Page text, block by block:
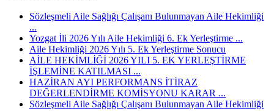
Sözleşmeli Aile Sağlığı Çalışanı Bulunmayan Aile Hekimliği
...
Yozgat İli 2026 Yılı Aile Hekimliği 6. Ek Yerleştirme ...
Aile Hekimliği 2026 Yılı 5. Ek Yerleştirme Sonucu
AİLE HEKİMLİĞİ 2026 YILI 5. EK YERLEŞTİRME
İŞLEMİNE KATILMASI ...
HAZİRAN AYI PERFORMANS İTİRAZ
DEĞERLENDİRME KOMİSYONU KARAR ...
Sözleşmeli Aile Sağlığı Çalışanı Bulunmayan Aile Hekimliği